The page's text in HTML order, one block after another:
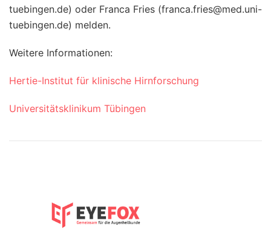
tuebingen.de) oder Franca Fries (franca.fries@med.uni-
tuebingen.de) melden.
Weitere Informationen:
Hertie-Institut für klinische Hirnforschung
Universitätsklinikum Tübingen